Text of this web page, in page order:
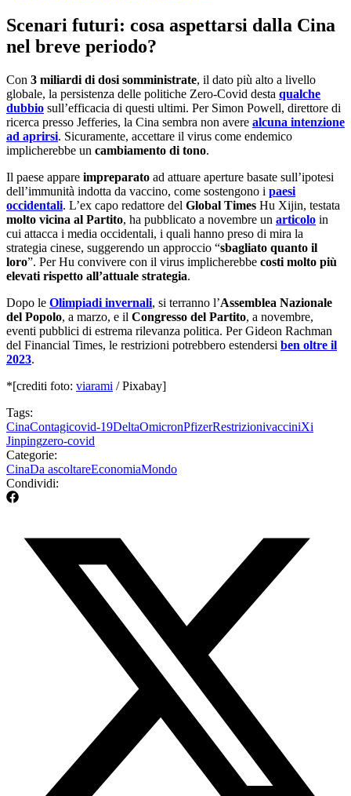
Scenari futuri: cosa aspettarsi dalla Cina
nel breve periodo?
Con 3 miliardi di dosi somministrate, il dato più alto a livello
globale, la persistenza delle politiche Zero-Covid desta qualche
dubbio sull’efficacia di questi ultimi. Per Simon Powell, direttore di
ricerca presso Jefferies, la Cina sembra non avere alcuna intenzione
ad aprirsi. Sicuramente, accettare il virus come endemico
implicherebbe un cambiamento di tono.
Il paese appare impreparato ad attuare aperture basate sull’ipotesi
dell’immunità indotta da vaccino, come sostengono i paesi
occidentali. L’ex capo redattore del Global Times Hu Xijin, testata
molto vicina al Partito, ha pubblicato a novembre un articolo in
cui attacca i media occidentali, i quali hanno preso di mira la
strategia cinese, suggerendo un approccio “sbagliato quanto il
loro”. Per Hu convivere con il virus implicherebbe costi molto più
elevati rispetto all’attuale strategia.
Dopo le Olimpiadi invernali, si terranno l’Assemblea Nazionale
del Popolo, a marzo, e il Congresso del Partito, a novembre,
eventi pubblici di estrema rilevanza politica. Per Gideon Rachman
del Financial Times, le restrizioni potrebbero estendersi ben oltre il
2023.
*[crediti foto: viarami / Pixabay]
Tags:
CinaContagicovid-19DeltaOmicronPfizerRestrizionivacciniXi
Jinpingzero-covid
Categorie:
CinaDa ascoltareEconomiaMondo
Condividi: